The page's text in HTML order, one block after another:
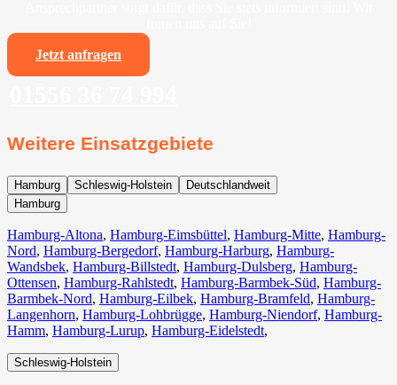
Jetzt anfragen
Weitere Einsatzgebiete
Hamburg Schleswig-Holstein
Deutschlandweit
Hamburg
Hamburg-Altona, Hamburg-Eimsbüttel, Hamburg-Mitte, Hamburg-
Nord, Hamburg-Bergedorf, Hamburg-Harburg, Hamburg-
Wandsbek, Hamburg-Billstedt, Hamburg-Dulsberg, Hamburg-
Ottensen, Hamburg-Rahlstedt, Hamburg-Barmbek-Süd, Hamburg-
Barmbek-Nord, Hamburg-Eilbek, Hamburg-Bramfeld, Hamburg-
Langenhorn, Hamburg-Lohbrügge, Hamburg-Niendorf, Hamburg-
Hamm, Hamburg-Lurup, Hamburg-Eidelstedt,
Schleswig-Holstein